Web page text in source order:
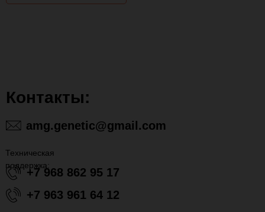
amg.genetic@gmail.com
+7 968 862 95 17
Техническая
поддержка:
+7 963 961 64 12
Контакты: